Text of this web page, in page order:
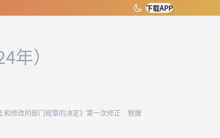
下载APP
年）
和修改的部门规章的决定》第一次修正 根据